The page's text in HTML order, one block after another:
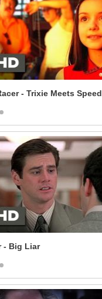
- Trixie Meets Speed
- Big Liar